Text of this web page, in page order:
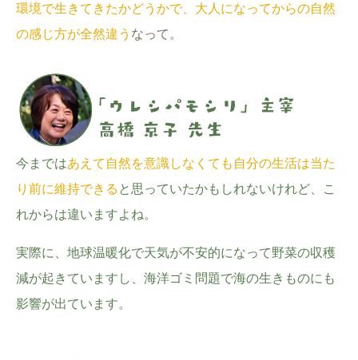
環境で生きてきたかどうかで、大人になってからの自然
の感じ方が全然違う なって。
今まではあえて自然を意識しなくても自分の生活は当た
り前に維持できる と思っていたかもしれないけれど、こ
れからは違いますよね。
実際に、地球温暖化で天気が不安的になって野菜の収穫
減が起きていますし、海洋ゴミ問題で海の生きものにも
影響が出ています。